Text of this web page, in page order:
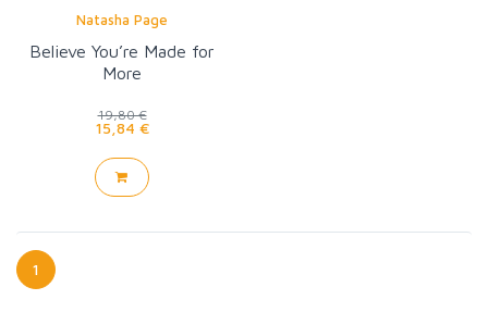
Natasha Page
Believe You’re Made for
More
19,80 €
15,84 €
1